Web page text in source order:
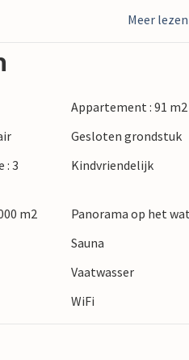
tuin. Hier vindt u een
uw tijd in de tuin met
stad. Kopers is de
Geniet van het
ligt op korte rijafstand
de straten en steegjes
het leven van de stad.
vakantie in Slovenië!
Meer lezen
Appartement : 91 m2
Gesloten grondstuk
: 3
Kindvriendelijk
m2 Panorama op het
Sauna
Vaatwasser
WiFi